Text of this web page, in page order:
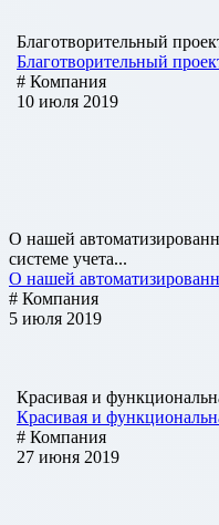
Благотворительный
Благотворительный
# Компания
10 июля 2019
О нашей
системе учета...
О нашей
# Компания
5 июля 2019
Красивая и
Красивая и
# Компания
27 июня 2019